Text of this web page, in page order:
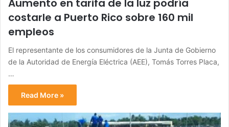
Aumento en tarifa de la luz podría
costarle a Puerto Rico sobre 160 mil
empleos
El representante de los consumidores de la Junta de Gobierno
de la Autoridad de Energía Eléctrica (AEE), Tomás Torres Placa,
…
Read More »